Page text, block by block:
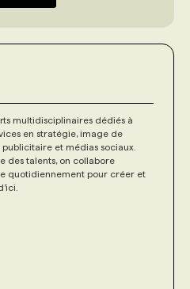
multidisciplinaires dédiés à
en stratégie, image de
et médias sociaux.
des talents, on collabore
quotidiennement pour créer et